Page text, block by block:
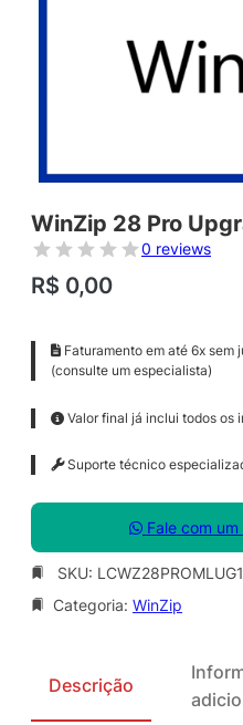
WinZip 28 Pro
0 reviews
R$ 0,00
Faturamento em até 6x sem
(consulte um especialista)
Valor final já inclui todos os
Suporte técnico
Fale com
SKU: LCWZ28PROMLUG1
Categoria: WinZip
Descrição